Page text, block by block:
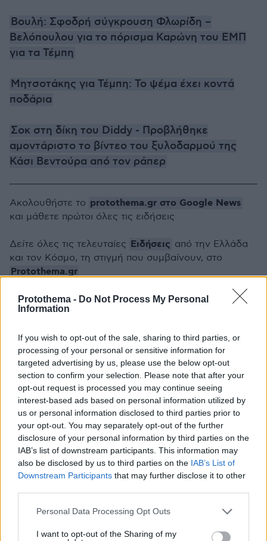
Protothema - Do Not Process My Personal
Information
If you wish to opt-out of the sale, sharing to third parties, or
processing of your personal or sensitive information for
targeted advertising by us, please use the below opt-out
section to confirm your selection. Please note that after your
opt-out request is processed you may continue seeing
interest-based ads based on personal information utilized by
us or personal information disclosed to third parties prior to
your opt-out. You may separately opt-out of the further
disclosure of your personal information by third parties on the
IAB’s list of downstream participants. This information may
also be disclosed by us to third parties on the IAB’s List of
Downstream Participants that may further disclose it to other
Please note that this website/app uses one or more Google
not limited to your visit or usage behaviour. You may click to
Personal Data Processing Opt Outs
I want to opt-out of the Sharing of my
Βουλή: Σφοδρή σύγκρουση Φλωρίδη –
Βελόπουλου για το πόρισμα Καρώνη του ΕΜΠ
για τα Τέμπη
Μητσοτάκης για Τέμπη: Το ψέμα έχει κοντά
ποδάρια
Σοκ στη δίκη του Diddy - Προβλήθηκε
αμοντάριστο το βίντεο του ξυλοδαρμού της
Κάσι Βεντούρα από τον ράπερ
Thema Insights
Ακολουθήστε το protothema.gr στο Google News
και μάθετε πρώτοι όλες τις ειδήσεις
Δείτε όλες τις τελευταίες Ειδήσεις από την Ελλάδα
και τον Κόσμο, τη στιγμή που συμβαίνουν, στο
Protothema.gr